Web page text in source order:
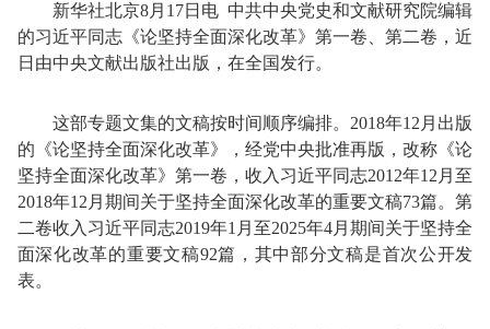
新华社北京8月17日电 中共中央党史和文献研究院编辑
的习近平同志《论坚持全面深化改革》第一卷、第二卷，近
日由中央文献出版社出版，在全国发行。
这部专题文集的文稿按时间顺序编排。2018年12月出版
的《论坚持全面深化改革》，经党中央批准再版，改称《论
坚持全面深化改革》第一卷，收入习近平同志2012年12月至
2018年12月期间关于坚持全面深化改革的重要文稿73篇。第
二卷收入习近平同志2019年1月至2025年4月期间关于坚持全
面深化改革的重要文稿92篇，其中部分文稿是首次公开发
表。